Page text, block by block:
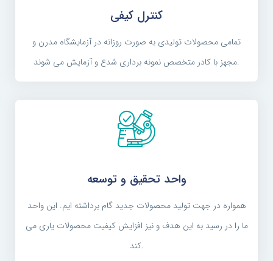
کنترل کیفی
تمامی محصولات تولیدی به صورت روزانه در آزمایشگاه مدرن و
مجهز با کادر متخصص نمونه برداری شدع و آزمایش می شوند.
واحد تحقیق و توسعه
همواره در جهت تولید محصولات جدید گام برداشته ایم. این واحد
ما را در رسید به این هدف و نیز افزایش کیفیت محصولات یاری می
کند.